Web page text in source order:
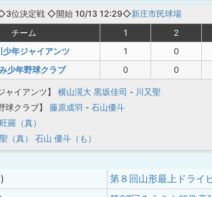
位決定戦 ◇開始 10/13 12:29◇新庄市民球場
チーム
1 2
少年ジャイアンツ
1 0
少年野球クラブ
0 0
ャイアンツ】 横山滉大 黒坂佳司 - 川又聖
球クラブ】
藤原成羽 - 石山優斗
羅（真）
（真） 石山 優斗（も）